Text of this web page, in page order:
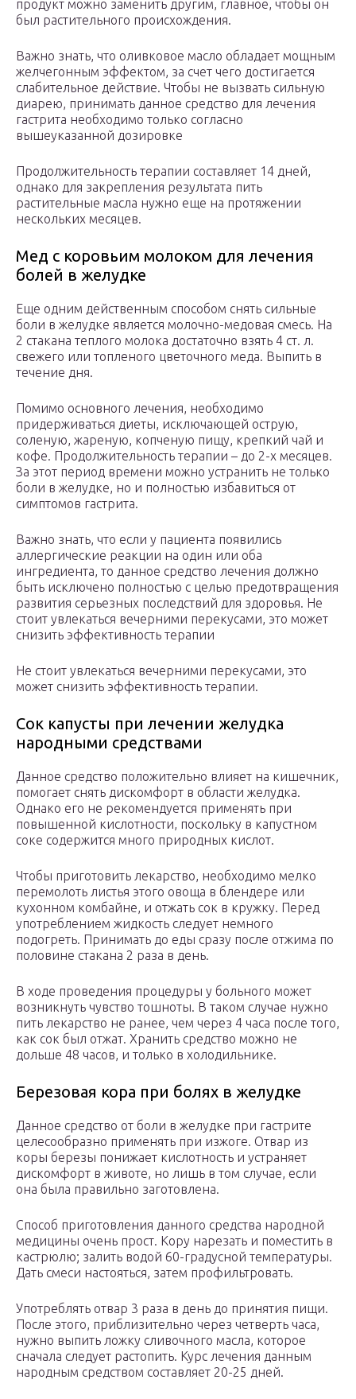
продукт можно заменить другим, главное, чтобы он
был растительного происхождения.
Важно знать, что оливковое масло обладает мощным
желчегонным эффектом, за счет чего достигается
слабительное действие. Чтобы не вызвать сильную
диарею, принимать данное средство для лечения
гастрита необходимо только согласно
вышеуказанной дозировке
Продолжительность терапии составляет 14 дней,
однако для закрепления результата пить
растительные масла нужно еще на протяжении
нескольких месяцев.
Мед с коровьим молоком для лечения
болей в желудке
Еще одним действенным способом снять сильные
боли в желудке является молочно-медовая смесь. На
2 стакана теплого молока достаточно взять 4 ст. л.
свежего или топленого цветочного меда. Выпить в
течение дня.
Помимо основного лечения, необходимо
придерживаться диеты, исключающей острую,
соленую, жареную, копченую пищу, крепкий чай и
кофе. Продолжительность терапии – до 2-х месяцев.
За этот период времени можно устранить не только
боли в желудке, но и полностью избавиться от
симптомов гастрита.
Важно знать, что если у пациента появились
аллергические реакции на один или оба
ингредиента, то данное средство лечения должно
быть исключено полностью с целью предотвращения
развития серьезных последствий для здоровья. Не
стоит увлекаться вечерними перекусами, это может
снизить эффективность терапии
Не стоит увлекаться вечерними перекусами, это
может снизить эффективность терапии.
Сок капусты при лечении желудка
народными средствами
Данное средство положительно влияет на кишечник,
помогает снять дискомфорт в области желудка.
Однако его не рекомендуется применять при
повышенной кислотности, поскольку в капустном
соке содержится много природных кислот.
Чтобы приготовить лекарство, необходимо мелко
перемолоть листья этого овоща в блендере или
кухонном комбайне, и отжать сок в кружку. Перед
употреблением жидкость следует немного
подогреть. Принимать до еды сразу после отжима по
половине стакана 2 раза в день.
В ходе проведения процедуры у больного может
возникнуть чувство тошноты. В таком случае нужно
пить лекарство не ранее, чем через 4 часа после того,
как сок был отжат. Хранить средство можно не
дольше 48 часов, и только в холодильнике.
Березовая кора при болях в желудке
Данное средство от боли в желудке при гастрите
целесообразно применять при изжоге. Отвар из
коры березы понижает кислотность и устраняет
дискомфорт в животе, но лишь в том случае, если
она была правильно заготовлена.
Способ приготовления данного средства народной
медицины очень прост. Кору нарезать и поместить в
кастрюлю; залить водой 60-градусной температуры.
Дать смеси настояться, затем профильтровать.
Употреблять отвар 3 раза в день до принятия пищи.
После этого, приблизительно через четверть часа,
нужно выпить ложку сливочного масла, которое
сначала следует растопить. Курс лечения данным
народным средством составляет 20-25 дней.